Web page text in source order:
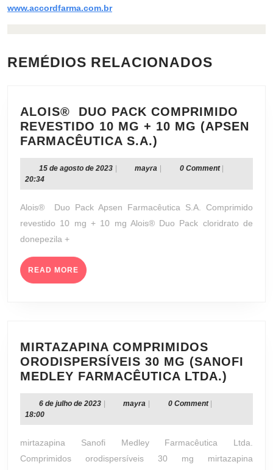
www.accordfarma.com.br
REMÉDIOS RELACIONADOS
ALOIS® DUO PACK COMPRIMIDO
REVESTIDO 10 MG + 10 MG (APSEN
FARMACÊUTICA S.A.)
PACK
10
MG
15 de agosto de 202315
agosto
2023
mayra mayra 0 Comment
20:34
Alois® Duo Pack Apsen Farmacêutica S.A. Comprimido
revestido 10 mg + 10 mg Alois® Duo Pack cloridrato de
donepezila +
READ MORE READ
MORE
MIRTAZAPINA COMPRIMIDOS
ORODISPERSÍVEIS 30 MG (SANOFI
MEDLEY FARMACÊUTICA LTDA.)
6 de julho de 20236
julho
2023
mayra mayra 0 Comment
18:00
mirtazapina Sanofi Medley Farmacêutica Ltda.
Comprimidos orodispersíveis 30 mg mirtazapina